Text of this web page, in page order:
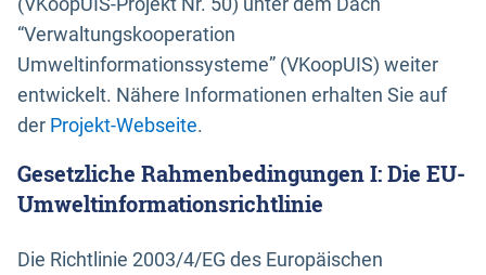
“Verwaltungskooperation
Umweltinformationssysteme” (VKoopUIS) weiter
entwickelt. Nähere Informationen erhalten Sie auf
der Projekt-Webseite.
Gesetzliche Rahmenbedingungen I: Die EU-
Umweltinformationsrichtlinie
Die Richtlinie 2003/4/EG des Europäischen